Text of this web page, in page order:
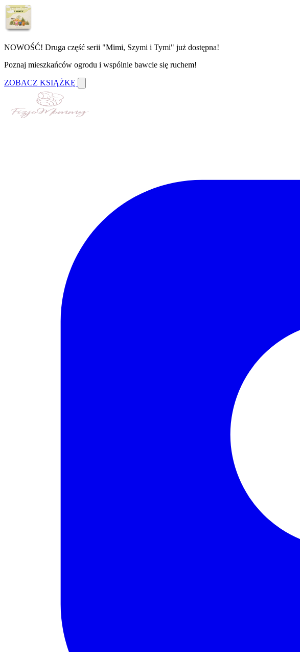
NOWOŚĆ! Druga część serii "Mimi, Szymi i Tymi" już dostępna!
Poznaj mieszkańców ogrodu i wspólnie bawcie się ruchem!
ZOBACZ KSIĄŻKĘ